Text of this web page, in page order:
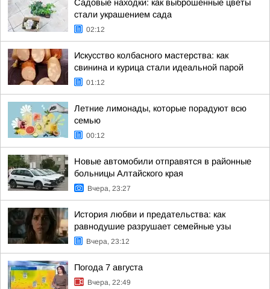
Садовые находки: как выброшенные цветы
стали украшением сада
02:12
Искусство колбасного мастерства: как
свинина и курица стали идеальной парой
01:12
Летние лимонады, которые порадуют всю
семью
00:12
Новые автомобили отправятся в районные
больницы Алтайского края
Вчера, 23:27
История любви и предательства: как
равнодушие разрушает семейные узы
Вчера, 23:12
Погода 7 августа
Вчера, 22:49